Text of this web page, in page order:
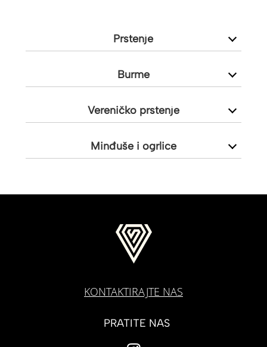
Prstenje
Burme
Vereničko prstenje
Minđuše i ogrlice
KONTAKTIRAJTE NAS
PRATITE NAS